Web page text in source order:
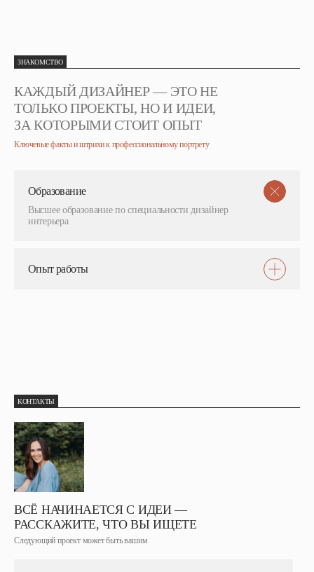
ЗНАКОМСТВО
КАЖДЫЙ ДИЗАЙНЕР — ЭТО НЕ
ТОЛЬКО ПРОЕКТЫ, НО И ИДЕИ,
ЗА КОТОРЫМИ СТОИТ ОПЫТ
Ключевые факты и штрихи к профессиональному портрету
Образование
Высшее образование по специальности дизайнер
интерьера
Опыт работы
КОНТАКТЫ
ВСЁ НАЧИНАЕТСЯ С ИДЕИ —
РАССКАЖИТЕ, ЧТО ВЫ ИЩЕТЕ
Следующий проект может быть вашим